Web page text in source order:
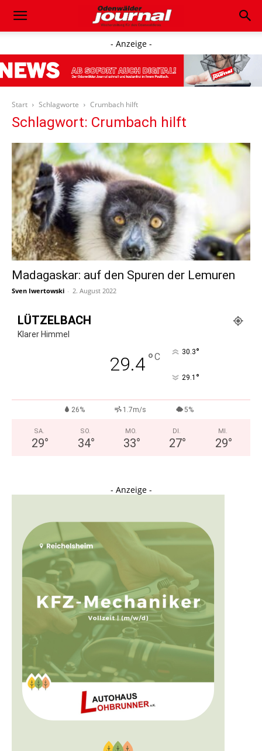
- Anzeige -
Start Schlagworte Crumbach hilft
Schlagwort: Crumbach hilft
Madagaskar: auf den Spuren der Lemuren
Sven Iwertowski - 2. August 2022
LÜTZELBACH
Klarer Himmel
29.4°C 30.3°
29.1 °
26% 1.7m/s 5%
SA.
29°
SO.
34°
MO.
33°
DI.
27°
MI.
29°
- Anzeige -